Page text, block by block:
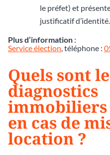
le préfet) et
justificatif d’identité.
Plus d’information :
Service élection , téléphone :
Quels sont
diagnostics
en cas de
location ?